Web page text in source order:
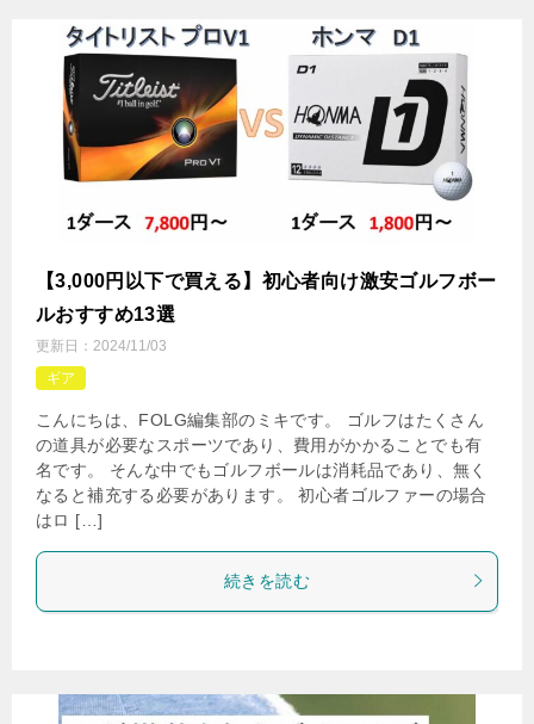
【3,000円以下で買える】初心者向け激安ゴルフボー
ルおすすめ13選
更新日： 2024/11/03
ギア
こんにちは、FOLG編集部のミキです。 ゴルフはたくさん
の道具が必要なスポーツであり、費用がかかることでも有
名です。 そんな中でもゴルフボールは消耗品であり、無く
なると補充する必要があります。 初心者ゴルファーの場合
はロ […]
続きを読む